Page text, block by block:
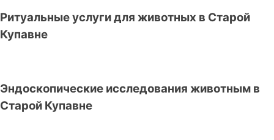
Ритуальные услуги для животных в Старой
Купавне
Эндоскопические исследования животным в
Старой Купавне